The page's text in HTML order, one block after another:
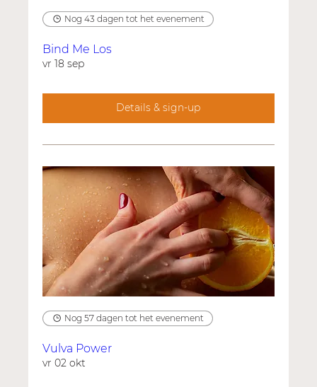
Nog 43 dagen tot het evenement
Bind Me Los
vr 18 sep
Details & sign-up
Nog 57 dagen tot het evenement
Vulva Power
vr 02 okt